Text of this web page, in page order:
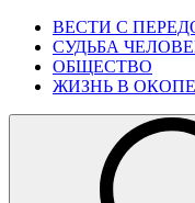
Skip
content
Primary
Menu
ВЕСТИ С
СУДЬБА
ОБЩЕСТВО
ЖИЗНЬ В ОКОПЕ